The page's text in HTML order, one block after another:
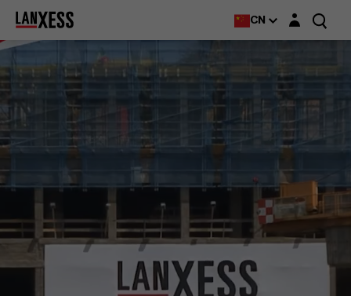
CN Login layer